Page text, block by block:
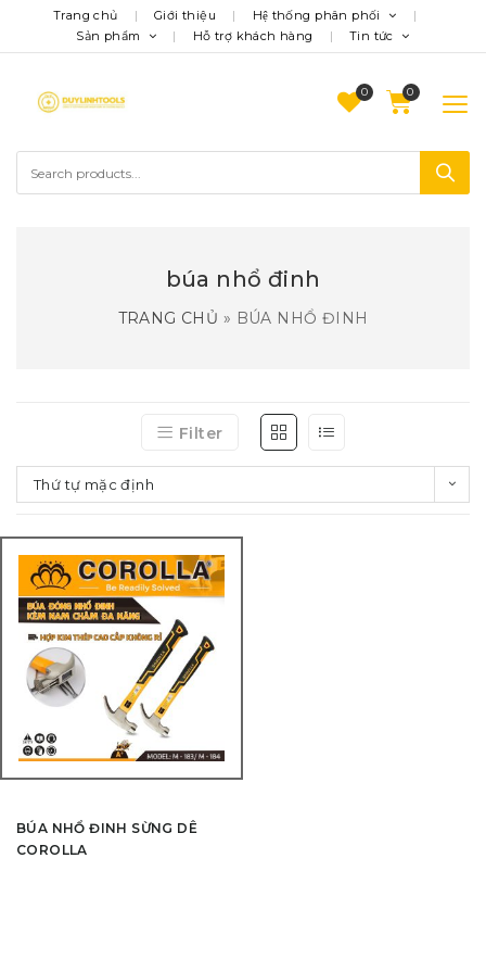
Trang chủ Giới thiệu
Hệ thống phân phối
Sản phẩm
Hỗ trợ khách hàng Tin tức
0
búa nhổ đinh
TRANG CHỦ » BÚA NHỔ ĐINH
Filter
Thứ tự mặc định
BÚA NHỔ ĐINH SỪNG DÊ
COROLLA